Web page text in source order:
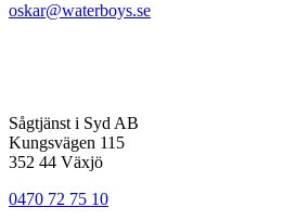
oskar@waterboys.se
Sågtjänst i Syd AB
Kungsvägen 115
352 44 Växjö
0470 72 75 10